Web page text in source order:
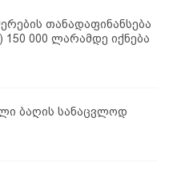
თანადაფინანსება
150 000 ლარამდე იქნება
ბაღის სანაცვლოდ